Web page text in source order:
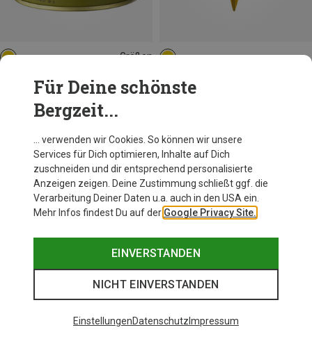
Größen
Summer Gas Stechkartusche
Hilleberg
Y-Peg Hering 10 Stk.
Andere Kunden kauften auch
Für Deine schönste
Bergzeit...
… verwenden wir Cookies. So können wir unsere
Services für Dich optimieren, Inhalte auf Dich
zuschneiden und dir entsprechend personalisierte
Anzeigen zeigen. Deine Zustimmung schließt ggf. die
Verarbeitung Deiner Daten u.a. auch in den USA ein.
Mehr Infos findest Du auf der Google Privacy Site.
EINVERSTANDEN
NICHT EINVERSTANDEN
EinstellungenDatenschutz Impressum